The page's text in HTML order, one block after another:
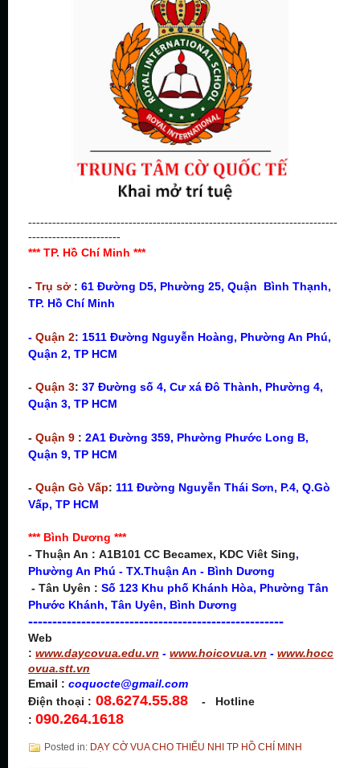
-----------------------------------------------------------------------------
-----------------------
*** TP. Hồ Chí Minh ***
- Trụ sở : 61 Đường D5, Phường 25, Quận Bình Thạnh,
TP. Hồ Chí Minh
- Quận 2: 1511 Đường Nguyễn Hoàng, Phường An Phú,
Quận 2, TP HCM
- Quận 3: 37 Đường số 4, Cư xá Đô Thành, Phường 4,
Quận 3, TP HCM
- Quận 9 : 2A1 Đường 359, Phường Phước Long B,
Quận 9, TP HCM
- Quận Gò Vấp: 111 Đường Nguyễn Thái Sơn, P.4, Q.Gò
Vấp, TP HCM
*** Bình Dương ***
- Thuận An : A1B101 CC Becamex, KDC Viêt Sing,
Phường An Phú - TX.Thuận An - Bình Dương
- Tân Uyên : Số 123 Khu phố Khánh Hòa, Phường Tân
Phước Khánh, Tân Uyên, Bình Dương
-----------------------------------------------------
Web
: www.daycovua.edu.vn - www.hoicovua.vn - www.hocc
ovua.stt.vn
Email : coquocte@gmail.com
Điện thoại : 08.6274.55.88
- Hotline
: 090.264.1618
Posted in: DẠY CỜ VUA CHO THIẾU NHI TP HỒ CHÍ MINH